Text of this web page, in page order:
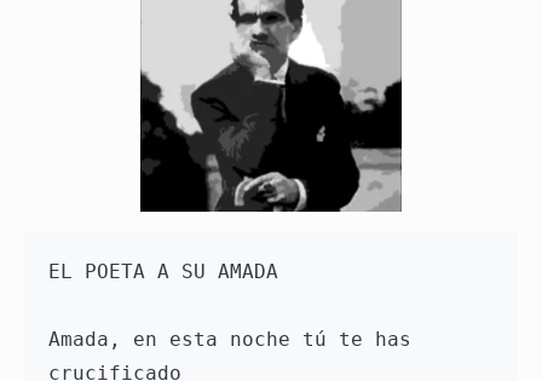
EL POETA A SU AMADA
Amada, en esta noche tú te has
crucificado